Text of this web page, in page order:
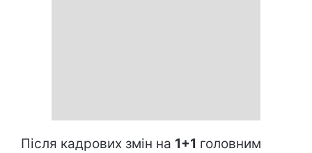
Після кадрових змін на 1+1 головним